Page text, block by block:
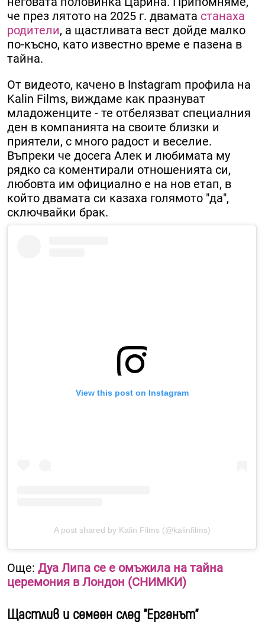
че през лятото на 2025 г. двамата станаха
родители, а щастливата вест дойде малко
по-късно, като известно време е пазена в
тайна.
От видеото, качено в Instagram профила на
Kalin Films, виждаме как празнуват
младоженците - те отбелязват специалния
ден в компанията на своите близки и
приятели, с много радост и веселие.
Въпреки че досега Алек и любимата му
рядко са коментирали отношенията си,
любовта им официално е на нов етап, в
който двамата си казаха голямото "да",
сключвайки брак.
View this post on Instagram
A post shared by Kalin Films (@kalinfilms)
Още: Дуа Липа се е омъжила на тайна
церемония в Лондон (СНИМКИ)
Щастлив и семеен след "Ергенът"